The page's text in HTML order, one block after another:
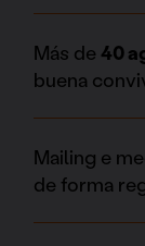
Más de 40
buena
Mailing e
de forma